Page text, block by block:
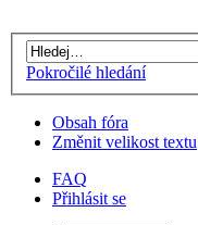
Pokročilé hledání
Obsah fóra
Změnit velikost textu
FAQ
Přihlásit se